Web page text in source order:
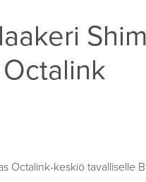
Octalink-keskiö tavalliselle